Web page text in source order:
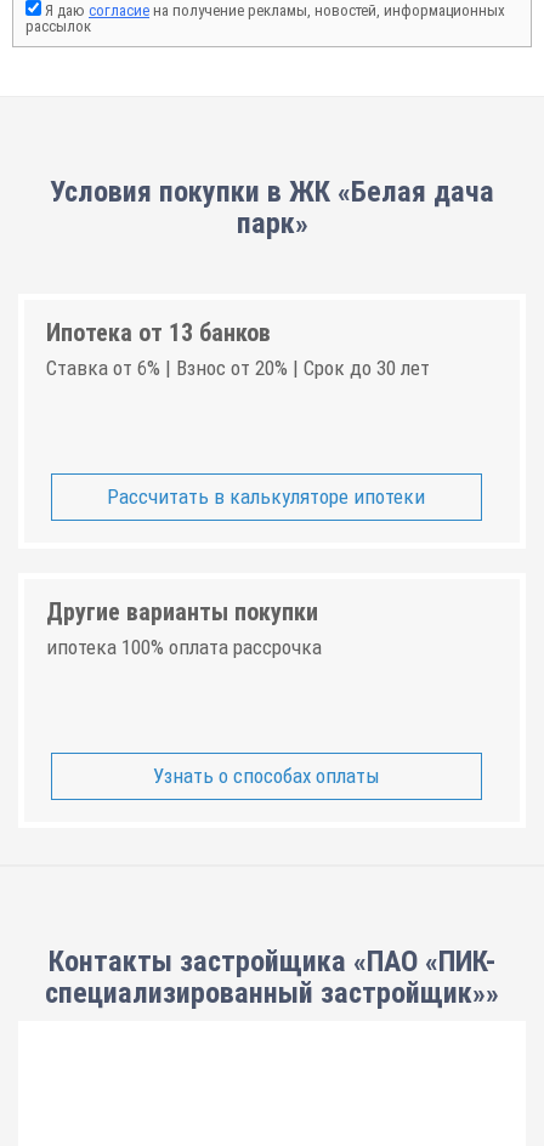
Я даю согласие на получение рекламы, новостей, информационных
рассылок
Условия покупки в ЖК «Белая дача
парк»
Ипотека от 13 банков
Ставка от 6% | Взнос от 20% | Срок до 30 лет
Рассчитать в калькуляторе ипотеки
Другие варианты покупки
ипотека 100% оплата рассрочка
Узнать о способах оплаты
Контакты застройщика «ПАО «ПИК-
специализированный застройщик»»